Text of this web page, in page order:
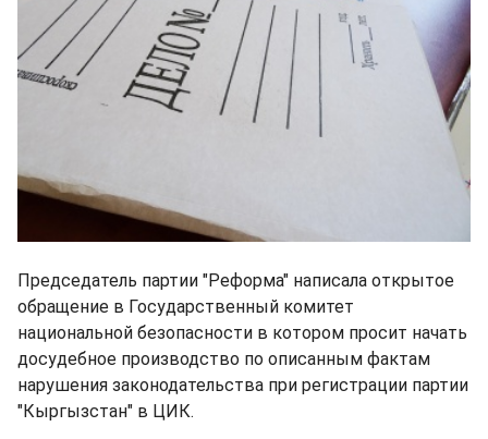
Председатель партии "Реформа" написала открытое
обращение в Государственный комитет
национальной безопасности в котором просит начать
досудебное производство по описанным фактам
нарушения законодательства при регистрации партии
"Кыргызстан" в ЦИК.